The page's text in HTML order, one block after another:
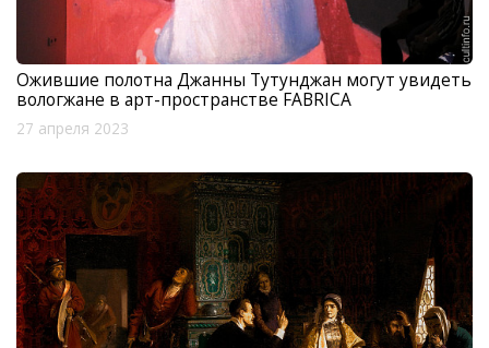
Ожившие полотна Джанны Тутунджан могут увидеть
вологжане в арт-пространстве FABRICA
27 апреля 2023